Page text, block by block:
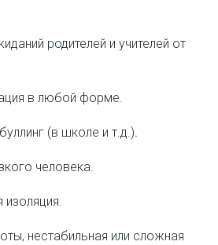
родителей и учителей от
в любой форме.
(в школе и т.д.).
человека.
нестабильная или сложная